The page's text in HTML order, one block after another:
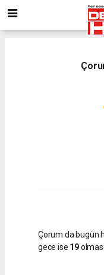
Çorum da bugün
gece ise 19